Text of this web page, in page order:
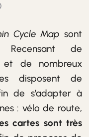
Cycle Map sont
Recensant de
et de nombreux
disposent de
de s’adapter à
: vélo de route,
cartes sont très